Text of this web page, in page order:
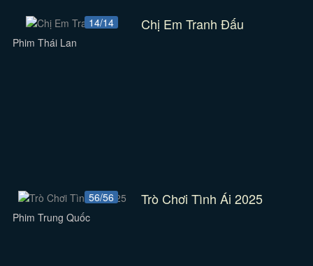
14/14 Chị Em Tranh Đấu
Phim Thái Lan
56/56 Trò Chơi Tình Ái 2025
Phim Trung Quốc